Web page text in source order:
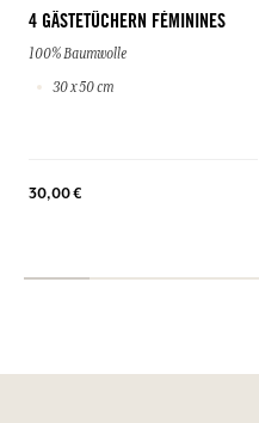
4 GÄSTETÜCHERN FÉMININES
100% Baumwolle
30 x 50 cm
30,00 €